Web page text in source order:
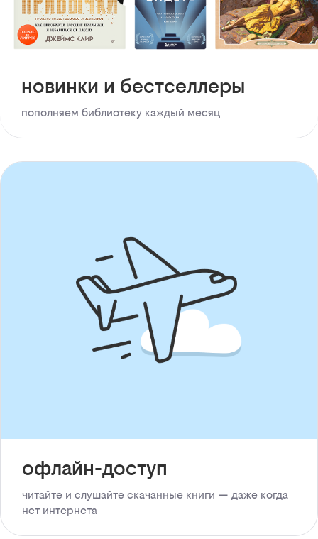
новинки и бестселлеры
пополняем библиотеку каждый месяц
офлайн-доступ
читайте и слушайте скачанные книги — даже когда
нет интернета